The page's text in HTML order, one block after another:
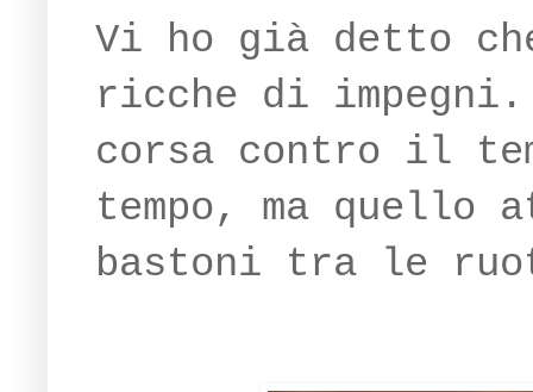
Vi ho già detto
ricche di
corsa contro il
tempo, ma quello
bastoni tra le